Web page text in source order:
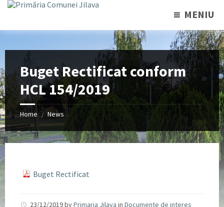
MENIU
Buget Rectificat conform
HCL 154/2019
Home / News
Buget Rectificat
23/12/2019byPrimaria Jilava in Documente de interes